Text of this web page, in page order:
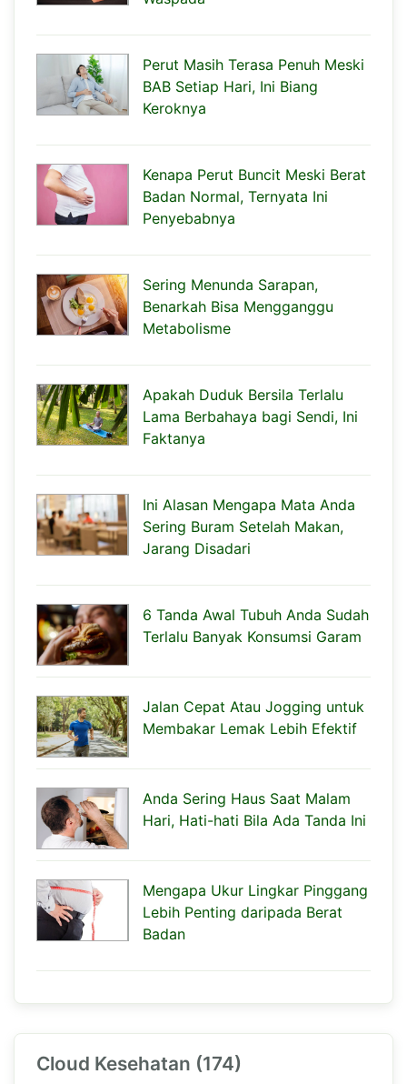
Perut Masih Terasa Penuh Meski
BAB Setiap Hari, Ini Biang
Keroknya
Kenapa Perut Buncit Meski Berat
Badan Normal, Ternyata Ini
Penyebabnya
Sering Menunda Sarapan,
Benarkah Bisa Mengganggu
Metabolisme
Apakah Duduk Bersila Terlalu
Lama Berbahaya bagi Sendi, Ini
Faktanya
Ini Alasan Mengapa Mata Anda
Sering Buram Setelah Makan,
Jarang Disadari
6 Tanda Awal Tubuh Anda Sudah
Terlalu Banyak Konsumsi Garam
Jalan Cepat Atau Jogging untuk
Membakar Lemak Lebih Efektif
Anda Sering Haus Saat Malam
Hari, Hati-hati Bila Ada Tanda Ini
Mengapa Ukur Lingkar Pinggang
Lebih Penting daripada Berat
Badan
Cloud Kesehatan (174)